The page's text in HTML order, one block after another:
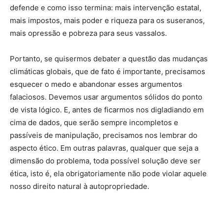
defende e como isso termina: mais intervenção estatal,
mais impostos, mais poder e riqueza para os suseranos,
mais opressão e pobreza para seus vassalos.
Portanto, se quisermos debater a questão das mudanças
climáticas globais, que de fato é importante, precisamos
esquecer o medo e abandonar esses argumentos
falaciosos. Devemos usar argumentos sólidos do ponto
de vista lógico. E, antes de ficarmos nos digladiando em
cima de dados, que serão sempre incompletos e
passíveis de manipulação, precisamos nos lembrar do
aspecto ético. Em outras palavras, qualquer que seja a
dimensão do problema, toda possível solução deve ser
ética, isto é, ela obrigatoriamente não pode violar aquele
nosso direito natural à autopropriedade.